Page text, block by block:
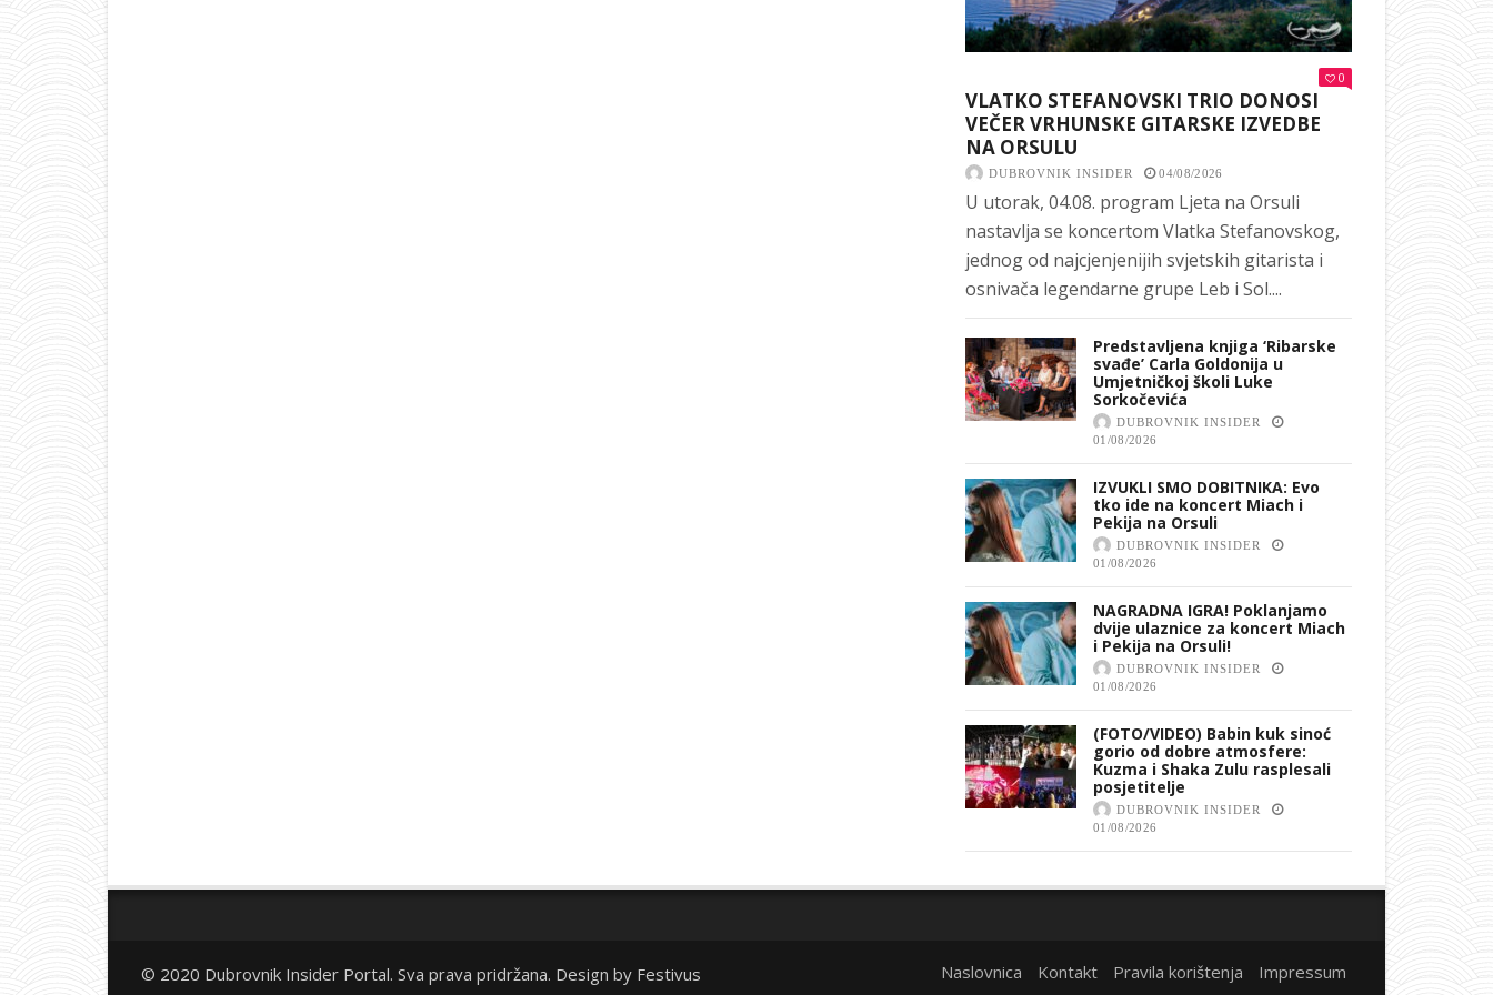
0
VLATKO STEFANOVSKI TRIO DONOSI
VEČER VRHUNSKE GITARSKE IZVEDBE
NA ORSULU
DUBROVNIK INSIDER 04/08/2026
U utorak, 04.08. program Ljeta na Orsuli
nastavlja se koncertom Vlatka Stefanovskog,
jednog od najcjenjenijih svjetskih gitarista i
osnivača legendarne grupe Leb i Sol....
Predstavljena knjiga ‘Ribarske
svađe’ Carla Goldonija u
Umjetničkoj školi Luke
Sorkočevića
DUBROVNIK INSIDER
01/08/2026
IZVUKLI SMO DOBITNIKA: Evo
tko ide na koncert Miach i
Pekija na Orsuli
DUBROVNIK INSIDER
01/08/2026
NAGRADNA IGRA! Poklanjamo
dvije ulaznice za koncert Miach
i Pekija na Orsuli!
DUBROVNIK INSIDER
01/08/2026
(FOTO/VIDEO) Babin kuk sinoć
gorio od dobre atmosfere:
Kuzma i Shaka Zulu rasplesali
posjetitelje
DUBROVNIK INSIDER
01/08/2026
© 2020 Dubrovnik Insider Portal. Sva prava pridržana. Design by Festivus Naslovnica Kontakt Pravila korištenja Impressum